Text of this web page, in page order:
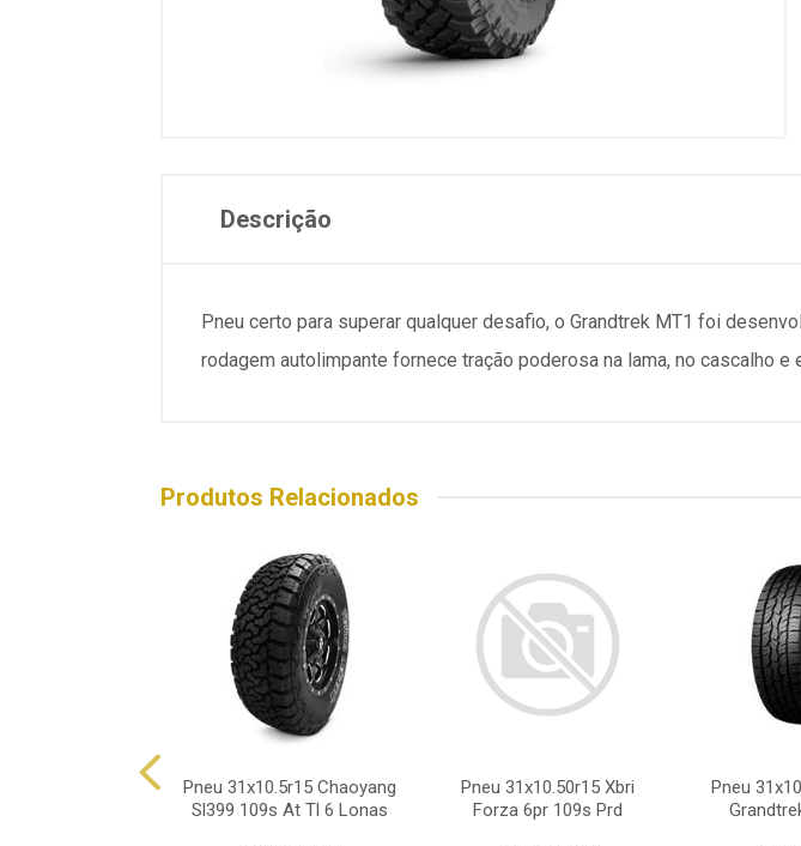
Descrição
Pneu certo para superar qualquer desafio, o Grandtrek MT1 foi
rodagem autolimpante fornece tração poderosa na lama, no cascalho e
Produtos Relacionados
Pneu 31x10.5r15 Chaoyang
Sl399 109s At Tl 6 Lonas
Pneu 31x10.50r15 Xbri
Forza 6pr 109s Prd
Pneu